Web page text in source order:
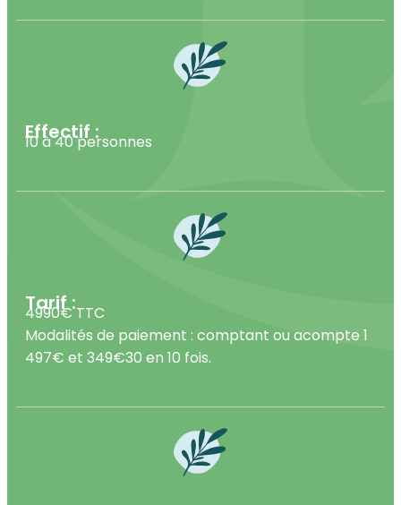
Effectif :
10 à 40 personnes
Tarif :
4990€ TTC
Modalités de paiement : comptant ou acompte 1
497€ et 349€30 en 10 fois.